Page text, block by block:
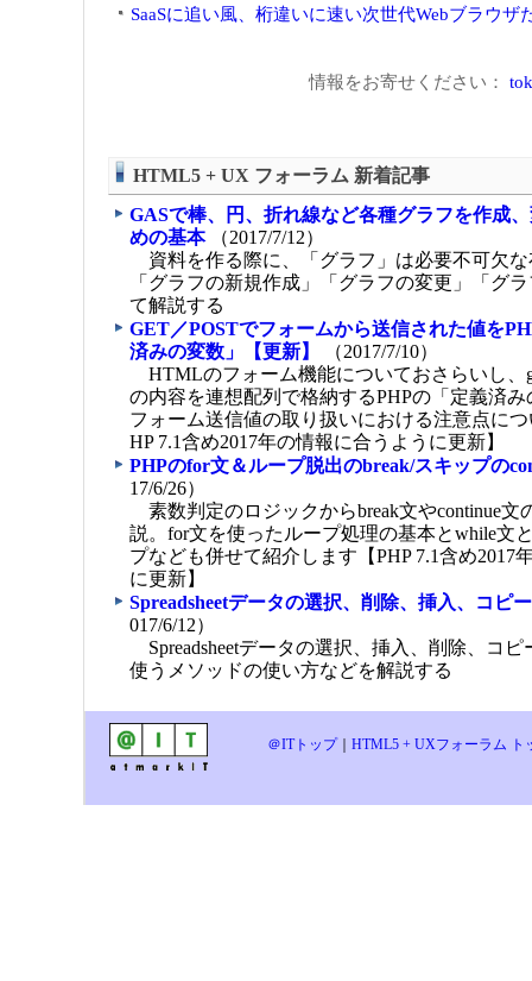
SaaSに追い風、桁違いに速い次世代Webブラウザ
情報をお寄せください：
HTML5 + UX フォーラム 新着記事
GASで棒、円、折れ線など各種グラフを作成
めの基本（2017/7/12）
資料を作る際に、「グラフ」は必要不可欠
「グラフの新規作成」「グラフの変更」「グ
て解説する
GET／POSTでフォームから送信された値を
済みの変数」【更新】
（2017/7/10）
HTMLのフォーム機能についておさらいし、
の内容を連想配列で格納するPHPの「定義済
フォーム送信値の取り扱いにおける注意点に
HP 7.1含め2017年の情報に合うように更新】
PHPのfor文＆ループ脱出のbreak/スキップの
17/6/26）
素数判定のロジックからbreak文やcontinue文
説。for文を使ったループ処理の基本とwhile文
プなども併せて紹介します【PHP 7.1含め2017
に更新】
Spreadsheetデータの選択、削除、挿入、コピ
017/6/12）
Spreadsheetデータの選択、挿入、削除、コ
使うメソッドの使い方などを解説する
＠ITトップ｜ HTML5 + UXフォーラム ト